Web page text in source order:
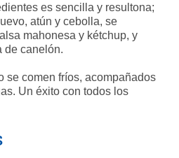
es sencilla y resultona;
atún y cebolla, se
mahonesa y kétchup, y
de canelón.
se comen fríos, acompañados
Un éxito con todos los